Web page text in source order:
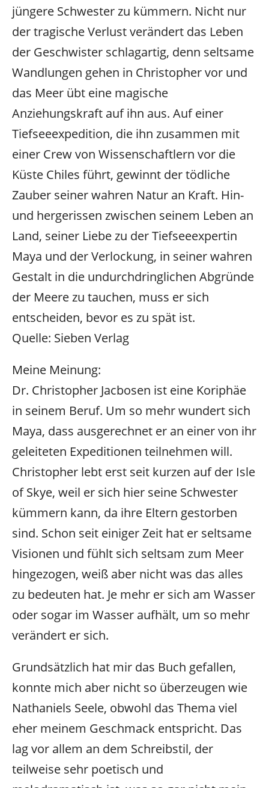
jüngere Schwester zu kümmern. Nicht nur
der tragische Verlust verändert das Leben
der Geschwister schlagartig, denn seltsame
Wandlungen gehen in Christopher vor und
das Meer übt eine magische
Anziehungskraft auf ihn aus. Auf einer
Tiefseeexpedition, die ihn zusammen mit
einer Crew von Wissenschaftlern vor die
Küste Chiles führt, gewinnt der tödliche
Zauber seiner wahren Natur an Kraft. Hin-
und hergerissen zwischen seinem Leben an
Land, seiner Liebe zu der Tiefseeexpertin
Maya und der Verlockung, in seiner wahren
Gestalt in die undurchdringlichen Abgründe
der Meere zu tauchen, muss er sich
entscheiden, bevor es zu spät ist.
Quelle: Sieben Verlag
Meine Meinung:
Dr. Christopher Jacbosen ist eine Koriphäe
in seinem Beruf. Um so mehr wundert sich
Maya, dass ausgerechnet er an einer von ihr
geleiteten Expeditionen teilnehmen will.
Christopher lebt erst seit kurzen auf der Isle
of Skye, weil er sich hier seine Schwester
kümmern kann, da ihre Eltern gestorben
sind. Schon seit einiger Zeit hat er seltsame
Visionen und fühlt sich seltsam zum Meer
hingezogen, weiß aber nicht was das alles
zu bedeuten hat. Je mehr er sich am Wasser
oder sogar im Wasser aufhält, um so mehr
verändert er sich.
Grundsätzlich hat mir das Buch gefallen,
konnte mich aber nicht so überzeugen wie
Nathaniels Seele, obwohl das Thema viel
eher meinem Geschmack entspricht. Das
lag vor allem an dem Schreibstil, der
teilweise sehr poetisch und